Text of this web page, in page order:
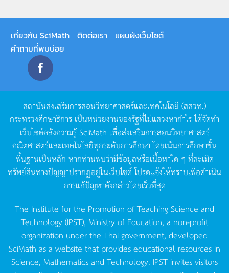
เกี่ยวกับ SciMath ติดต่อเรา
แผนผังเว็บไซต์
คำถามที่พบบ่อย
สถาบันส่งเสริมการสอนวิทยาศาสตร์และเทคโนโลยี (สสวท.)
กระทรวงศึกษาธิการ เป็นหน่วยงานของรัฐที่ไม่แสวงหากำไรได้จัดทำ
เว็บไซต์คลังความรู้SciMath เพื่อส่งเสริมการสอนวิทยาศาสตร์
คณิตศาสตร์และเทคโนโลยีทุกระดับการศึกษา โดยเน้นการศึกษาขั้น
พื้นฐานเป็นหลัก หากท่านพบว่ามีข้อมูลหรือเนื้อหาใด ๆ ที่ละเมิด
ทรัพย์สินทางปัญญาปรากฏอยู่ในเว็บไซต์โปรดแจ้งให้ทราบเพื่อดำเนิน
การแก้ปัญหาดังกล่าวโดยเร็วที่สุด
The Institute for the Promotion of Teaching Science and
Technology (IPST), Ministry of Education, a non-profit
organization under the Thai government, developed
SciMath as a website that provides educational resources in
Science, Mathematics and Technology. IPST invites visitors